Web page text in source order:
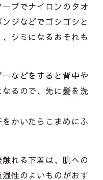
プでナイロンのタオ
ジなどでゴシゴシと
シミになるおそれも
などをすると背中や
るので、先に髪を洗
かいたらこまめにふ
れる下着は、肌への
性のよいものがおす